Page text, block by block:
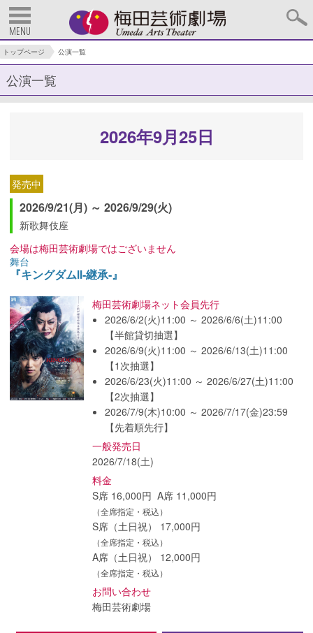
MENU
トップページ 公演一覧
公演一覧
2026年9月25日
発売中
2026/9/21(月) ～ 2026/9/29(火)
新歌舞伎座
会場は梅田芸術劇場ではございません
舞台
『キングダムⅡ‐継承‐』
梅田芸術劇場ネット会員先行
2026/6/2(火)11:00 ～ 2026/6/6(土)11:00
【半館貸切抽選】
2026/6/9(火)11:00 ～ 2026/6/13(土)11:00
【1次抽選】
2026/6/23(火)11:00 ～ 2026/6/27(土)11:00
【2次抽選】
2026/7/9(木)10:00 ～ 2026/7/17(金)23:59
【先着順先行】
一般発売日
2026/7/18(土)
料金
S席 16,000円 A席 11,000円
（全席指定・税込）
S席（土日祝） 17,000円
（全席指定・税込）
A席（土日祝） 12,000円
（全席指定・税込）
お問い合わせ
梅田芸術劇場